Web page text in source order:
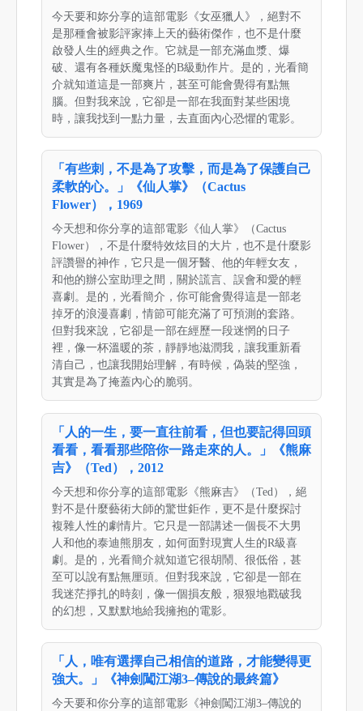
今天要和妳分享的這部電影《女巫獵人》，絕對不
是那種會被影評家捧上天的藝術傑作，也不是什麼
啟發人生的經典之作。它就是一部充滿血漿、爆
破、還有各種妖魔鬼怪的B級動作片。是的，光看簡
介就知道這是一部爽片，甚至可能會覺得有點無
腦。但對我來說，它卻是一部在我面對某些困境
時，讓我找到一點力量，去直面內心恐懼的電影。
「有些刺，不是為了攻擊，而是為了保護自己
柔軟的心。」《仙人掌》（Cactus
Flower），1969
今天想和你分享的這部電影《仙人掌》（Cactus
Flower），不是什麼特效炫目的大片，也不是什麼影
評讚譽的神作，它只是一個牙醫、他的年輕女友，
和他的辦公室助理之間，關於謊言、誤會和愛的輕
喜劇。是的，光看簡介，你可能會覺得這是一部老
掉牙的浪漫喜劇，情節可能充滿了可預測的套路。
但對我來說，它卻是一部在經歷一段迷惘的日子
裡，像一杯溫暖的茶，靜靜地滋潤我，讓我重新看
清自己，也讓我開始理解，有時候，偽裝的堅強，
其實是為了掩蓋內心的脆弱。
「人的一生，要一直往前看，但也要記得回頭
看看，看看那些陪你一路走來的人。」《熊麻
吉》（Ted），2012
今天想和你分享的這部電影《熊麻吉》（Ted），絕
對不是什麼藝術大師的驚世鉅作，更不是什麼探討
複雜人性的劇情片。它只是一部講述一個長不大男
人和他的泰迪熊朋友，如何面對現實人生的R級喜
劇。是的，光看簡介就知道它很胡鬧、很低俗，甚
至可以說有點無厘頭。但對我來說，它卻是一部在
我迷茫掙扎的時刻，像一個損友般，狠狠地戳破我
的幻想，又默默地給我擁抱的電影。
「人，唯有選擇自己相信的道路，才能變得更
強大。」《神劍闖江湖3–傳說的最終篇》
今天要和你分享的這部電影《神劍闖江湖3–傳說的